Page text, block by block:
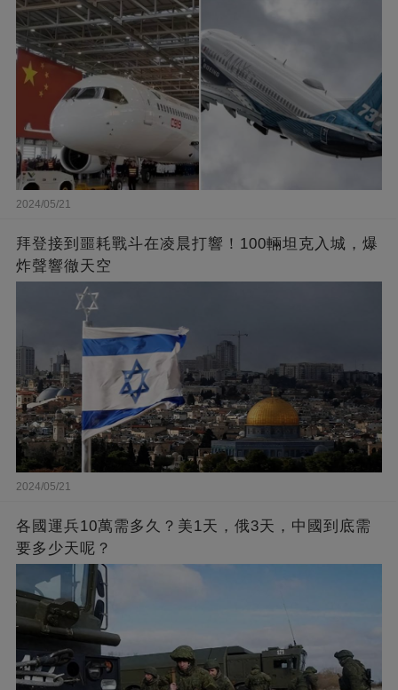
2024/05/21
拜登接到噩耗戰斗在凌晨打響！100輛坦克入城，爆
炸聲響徹天空
2024/05/21
各國運兵10萬需多久？美1天，俄3天，中國到底需
要多少天呢？